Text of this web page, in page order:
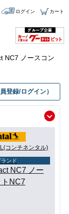
ログイン カート
NC7 ノースコン
登録/ログイン）
コンチネンタル)
ランド
NC7 ノー
トNC7